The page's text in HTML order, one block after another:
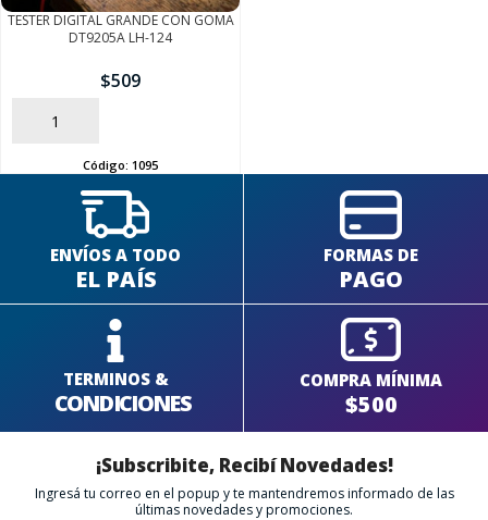
TESTER DIGITAL GRANDE CON GOMA
DT9205A LH-124
$509
AÑADIR
Código: 1095
ENVÍOS A TODO
EL PAÍS
FORMAS DE
PAGO
TERMINOS &
CONDICIONES
COMPRA MÍNIMA
$500
¡Subscribite, Recibí Novedades!
Ingresá tu correo en el popup y te mantendremos informado de las
últimas novedades y promociones.